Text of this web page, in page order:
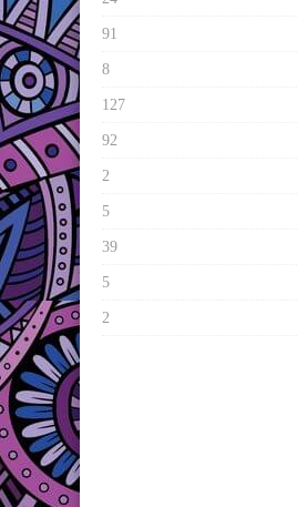
91
8
127
92
2
5
39
5
2